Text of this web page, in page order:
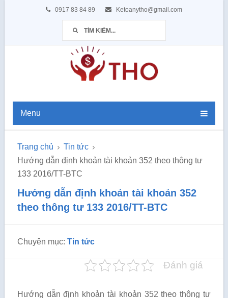
0917 83 84 89 Ketoanytho@gmail.com
Menu
Trang chủ
Tin tức
Hướng dẫn định khoản tài khoản 352 theo thông tư
133 2016/TT-BTC
Hướng dẫn định khoản tài khoản 352
theo thông tư 133 2016/TT-BTC
Chuyên mục: Tin tức
Đánh giá
Hướng dẫn định khoản tài khoản 352 theo thông tư